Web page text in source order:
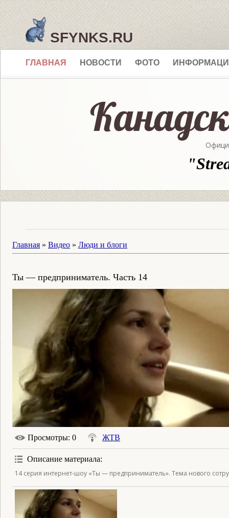
SFYNKS.RU
ГЛАВНАЯ НОВОСТИ ФОТО
Главная » Видео » Люди и блоги
Ты — предприниматель. Часть 14
Просмотры: 0 ЖТВ
Описание материала:
14 серия интернет-шоу «Ты — предприниматель». Тема нового